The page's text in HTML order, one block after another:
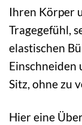
Ihren Körper
Tragegefühl,
elastischen
Einschneiden
Sitz, ohne zu
Hier eine